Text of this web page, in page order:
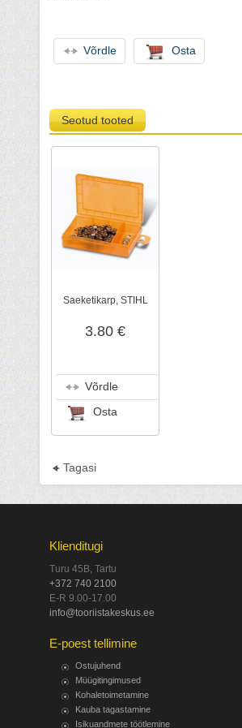
Võrdle Osta
Seotud tooted
Saeketikarp, STIHL
3.80 €
Võrdle
Osta
Tagasi
Klienditugi
Turu 45B, Tartu
+372 740 2100
E-R 9.00-17.00
info@tooriistakeskus.ee
E-poest tellimine
Ostujuhend
Müügitingimused
Kohaletoimetamine
Kauba tagastamine
Isikuandmete töötlemine